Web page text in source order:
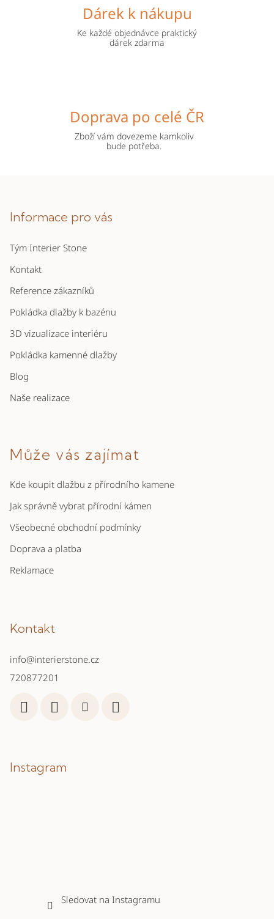
Dárek k nákupu
Ke každé objednávce praktický
dárek zdarma
Doprava po celé ČR
Zboží vám dovezeme kamkoliv
bude potřeba.
Informace pro vás
Tým Interier Stone
Kontakt
Reference zákazníků
Pokládka dlažby k bazénu
3D vizualizace interiéru
Pokládka kamenné dlažby
Blog
Naše realizace
Může vás zajímat
Kde koupit dlažbu z přírodního kamene
Jak správně vybrat přírodní kámen
Všeobecné obchodní podmínky
Doprava a platba
Reklamace
Kontakt
info@interierstone.cz
720877201
Instagram
Sledovat na Instagramu